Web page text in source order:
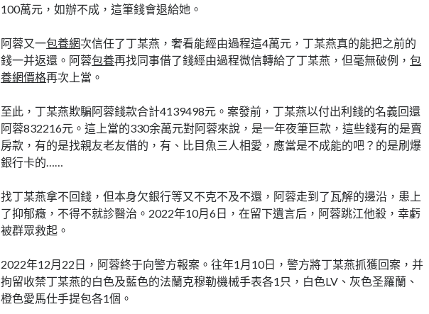
100萬元，如辦不成，這筆錢會退給她。
阿蓉又一包養網次信任了丁某燕，奢看能經由過程這4萬元，丁某燕真的能把之前的
錢一并返還。阿蓉包養再找同事借了錢經由過程微信轉給了丁某燕，但毫無破例，包
養網價格再次上當。
至此，丁某燕欺騙阿蓉錢款合計4139498元。案發前，丁某燕以付出利錢的名義回還
阿蓉832216元。這上當的330余萬元對阿蓉來說，是一年夜筆巨款，這些錢有的是賣
房款，有的是找親友老友借的，有、比目魚三人相愛，應當是不成能的吧？的是刷爆
銀行卡的……
找丁某燕拿不回錢，但本身欠銀行等又不克不及不還，阿蓉走到了瓦解的邊沿，患上
了抑郁癥，不得不就診醫治。2022年10月6日，在留下遺言后，阿蓉跳江他殺，幸虧
被群眾救起。
2022年12月22日，阿蓉終于向警方報案。往年1月10日，警方將丁某燕抓獲回案，并
拘留收禁丁某燕的白色及藍色的法蘭克穆勒機械手表各1只，白色LV、灰色圣羅蘭、
橙色愛馬仕手提包各1個。